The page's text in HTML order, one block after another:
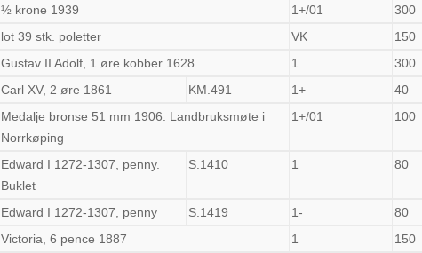
½ krone 1939 1+/01
300
lot 39 stk. poletter VK
150
Gustav II Adolf, 1 øre kobber 1628 1
300
Carl XV, 2 øre 1861 KM.491 1+
40
Medalje bronse 51 mm 1906. Landbruksmøte i
Norrkøping
1+/01 100
Edward I 1272-1307, penny.
Buklet
S.1410 1 80
Edward I 1272-1307, penny S.1419 1-
80
Victoria, 6 pence 1887 1
150